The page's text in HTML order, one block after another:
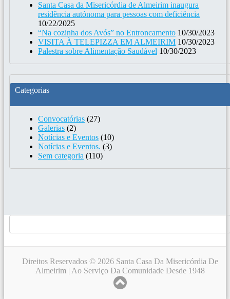
Santa Casa da Misericórdia de Almeirim inaugura
residência autónoma para pessoas com deficiência
10/22/2025
“Na cozinha dos Avós” no Entroncamento 10/30/2023
VISITA À TELEPIZZA EM ALMEIRIM 10/30/2023
Palestra sobre Alimentação Saudável 10/30/2023
Categorias
Convocatórias (27)
Galerias (2)
Notícias e Eventos (10)
Notícias e Eventos. (3)
Sem categoria (110)
Direitos Reservados © 2026 Santa Casa Da Misericórdia De
Almeirim | Ao Serviço Da Comunidade Desde 1948